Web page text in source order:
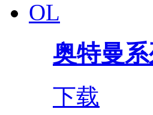
奥特曼
下载